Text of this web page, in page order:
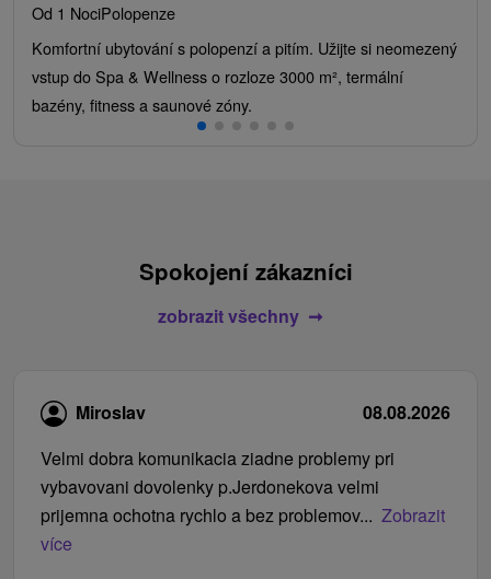
Od 1 NociPolopenze
Komfortní ubytování s polopenzí a pitím. Užijte si neomezený
vstup do Spa & Wellness o rozloze 3000 m², termální
bazény, fitness a saunové zóny.
Spokojení zákazníci
zobrazit všechny
Miroslav
08.08.2026
Velmi dobra komunikacia ziadne problemy pri
vybavovani dovolenky p.Jerdonekova velmi
prijemna ochotna rychlo a bez problemov... Zobrazit
více